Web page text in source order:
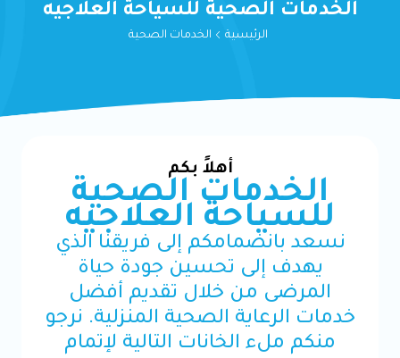
الخدمات الصحية للسياحة العلاجيه
الرئيسية الخدمات الصحية
أهلاً بكم
الخدمات الصحية
للسياحة العلاجيه
نسعد بانضمامكم إلى فريقنا الذي
يهدف إلى تحسين جودة حياة
المرضى من خلال تقديم أفضل
خدمات الرعاية الصحية المنزلية. نرجو
منكم ملء الخانات التالية لإتمام